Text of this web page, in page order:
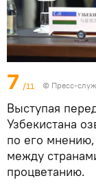
7 /11 © Пресс-
Выступая
Узбекистана
по его
между
процветанию.